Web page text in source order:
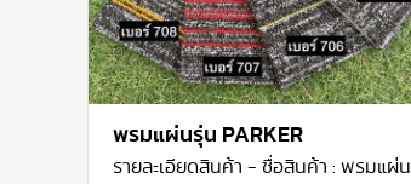
พรมแผ่นรุ่น PARKER
รายละเอียดสินค้า - ชื่อสินค้า : พรมแผ่น